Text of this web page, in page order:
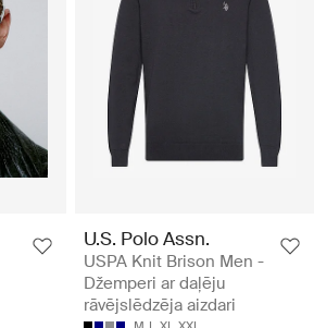
U.S. Polo Assn.
USPA Knit Brison Men -
Džemperi ar daļēju
rāvējslēdzēja aizdari